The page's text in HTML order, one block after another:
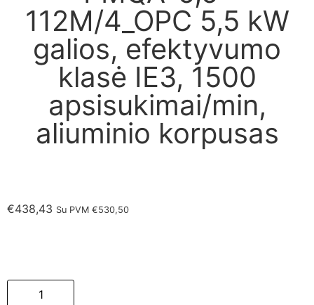
112M/4_OPC 5,5 kW
galios, efektyvumo
klasė IE3, 1500
apsisukimai/min,
aliuminio korpusas
€438,43 Su PVM €530,50